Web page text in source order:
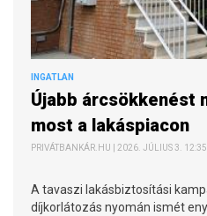
INGATLAN
Újabb árcsökkenést
most a lakáspiacon
PRIVÁTBANKÁR.HU | 2026. JÚLIUS 3. 12:35
A tavaszi lakásbiztosítási
díjkorlátozás nyomán ismét